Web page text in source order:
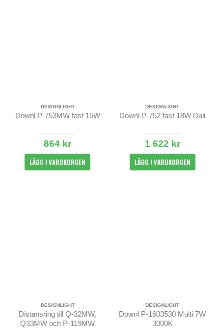
DESIGNLIGHT
Downl P-753MW fast 15W
864 kr
LÄGG I VARUKORGEN
DESIGNLIGHT
Downl P-752 fast 18W Dali
1 622 kr
LÄGG I VARUKORGEN
DESIGNLIGHT
Distansring till Q-32MW,
Q33MW och P-119MW
DESIGNLIGHT
Downl P-1603530 Multi 7W
3000K